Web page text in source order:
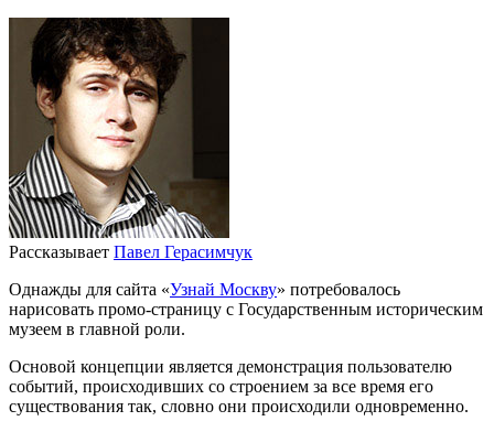
Рассказывает Павел Герасимчук
Однажды для сайта «Узнай Москву» потребовалось
нарисовать промо-страницу с Государственным историческим
музеем в главной роли.
Основой концепции является демонстрация пользователю
событий, происходивших со строением за все время его
существования так, словно они происходили одновременно.